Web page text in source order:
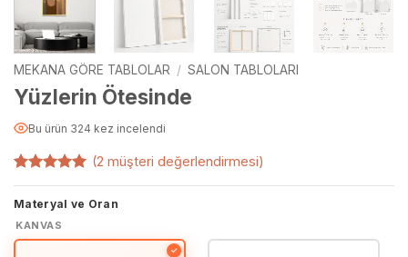
MEKANA GÖRE TABLOLAR / SALON TABLOLARI
Yüzlerin Ötesinde
Bu ürün 324 kez incelendi
2
müşteri
puanına
dayanarak
5 üzerinden
5puan aldı
(2 müşteri değerlendirmesi)
Materyal ve Oran
KANVAS
✓